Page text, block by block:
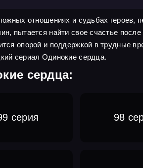
отношениях и судьбах героев,
пытается найти свое счастье
опорой и поддержкой в трудные
сериал Одинокие сердца.
сердца:
серия 98